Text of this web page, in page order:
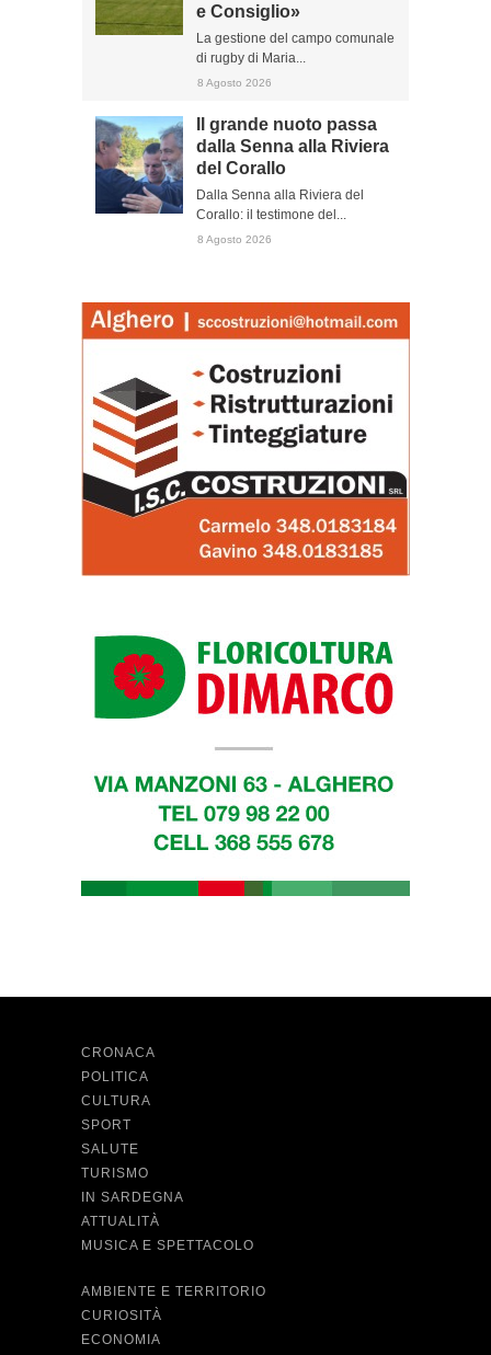
e Consiglio»
La gestione del campo comunale
di rugby di Maria...
8 Agosto 2026
Il grande nuoto passa
dalla Senna alla Riviera
del Corallo
Dalla Senna alla Riviera del
Corallo: il testimone del...
8 Agosto 2026
CRONACA
POLITICA
CULTURA
SPORT
SALUTE
TURISMO
IN SARDEGNA
ATTUALITÀ
MUSICA E SPETTACOLO
AMBIENTE E TERRITORIO
CURIOSITÀ
ECONOMIA